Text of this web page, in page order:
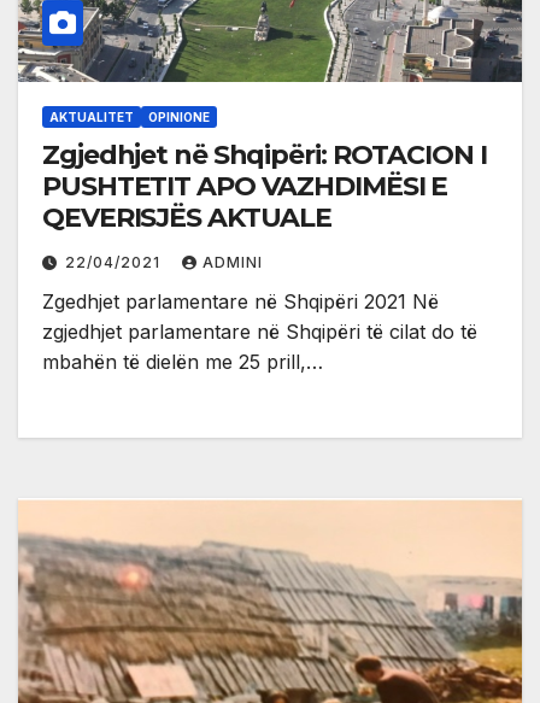
AKTUALITET OPINIONE
Zgjedhjet në Shqipëri: ROTACION I
PUSHTETIT APO VAZHDIMËSI E
QEVERISJËS AKTUALE
22/04/2021 ADMINI
Zgedhjet parlamentare në Shqipëri 2021 Në
zgjedhjet parlamentare në Shqipëri të cilat do të
mbahën të dielën me 25 prill,…